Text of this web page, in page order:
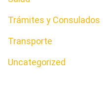
Trámites y Consulados
Transporte
Uncategorized